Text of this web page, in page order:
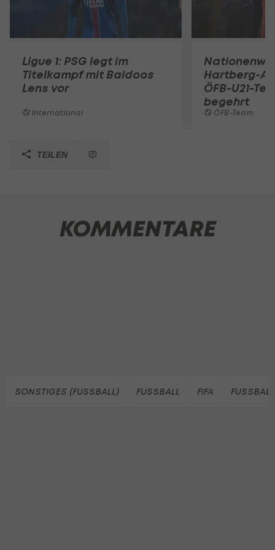
Ligue 1: PSG legt im
Titelkampf mit Baidoos
Lens vor
International
Hartberg-
ÖFB-U21-
begehrt
ÖFB-Team
TEILEN
KOMMENTARE
SONSTIGES (FUSSBALL) FUSSBALL FIFA